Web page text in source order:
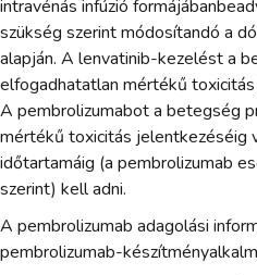
intravénás infúzió
szükség szerint módosítandó a
alapján. A lenvatinib-kezelést a
elfogadhatatlan mértékű
A pembrolizumabot a betegség
mértékű toxicitás jelentkezéséig
időtartamáig (a pembrolizumab
szerint) kell adni.
A pembrolizumab adagolási
pembrolizumab-